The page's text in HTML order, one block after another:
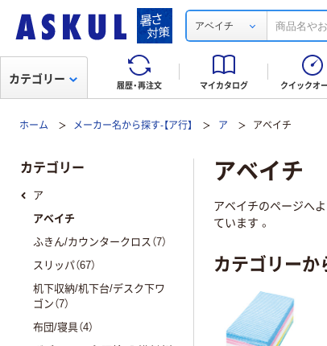
アベイチ
履歴・再注文 マイカタログ クイックオ
カテゴリー
ホーム メーカー名から探す-【ア行】 ア アベイチ
アベイチ
アベイチのページへ
ています 。
カテゴリーか
カテゴリー
ア
アベイチ
ふきん/カウンタークロス（7）
スリッパ（67）
机下収納/机下台/デスク下ワ
ゴン（7）
布団/寝具（4）